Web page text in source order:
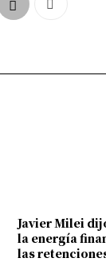
Javier Milei
la energía
las